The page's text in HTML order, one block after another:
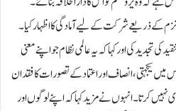
کے ذریعے شرکت کے لیے آمادگی کا اظہار کیا۔
کی تجدید کی اور کہا کہ یہ عالمی نظام جو اپنے معنی
یکجہتی، انصاف اور اعتماد کے تصورات کا فقدان
نہیں کرتا۔انہوں نے مزید کہا کہ اپنے لوگوں اور